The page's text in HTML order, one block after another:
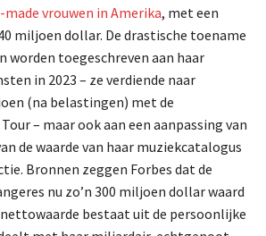
vrouwen in Amerika, met een
miljoen dollar. De drastische toename
worden toegeschreven aan haar
in 2023 – ze verdiende naar
(na belastingen) met de
– maar ook aan een aanpassing van
de waarde van haar muziekcatalogus
Bronnen zeggen Forbes dat de
nu zo’n 300 miljoen dollar waard
nettowaarde bestaat uit de persoonlijke